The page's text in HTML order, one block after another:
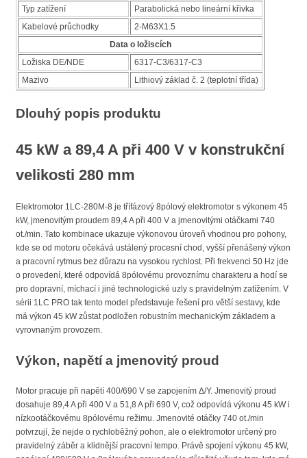
Typ zatížení
Parabolická nebo lineární křivka
Kabelové průchodky
2-M63X1.5
Data o ložiscích
Ložiska DE/NDE
6317-C3/6317-C3
Mazivo
Lithiový základ č. 2 (teplotní třída)
Dlouhý popis produktu
45 kW a 89,4 A při 400 V v konstrukční
velikosti 280 mm
Elektromotor 1LC-280M-8 je třífázový 8pólový elektromotor s výkonem 45
kW, jmenovitým proudem 89,4 A při 400 V a jmenovitými otáčkami 740
ot./min. Tato kombinace ukazuje výkonovou úroveň vhodnou pro pohony,
kde se od motoru očekává ustálený procesní chod, vyšší přenášený výkon
a pracovní rytmus bez důrazu na vysokou rychlost. Při frekvenci 50 Hz jde
o provedení, které odpovídá 8pólovému provoznímu charakteru a hodí se
pro dopravní, míchací i jiné technologické uzly s pravidelným zatížením. V
sérii 1LC PRO tak tento model představuje řešení pro větší sestavy, kde
má výkon 45 kW zůstat podložen robustním mechanickým základem a
vyrovnaným provozem.
Výkon, napětí a jmenovitý proud
Motor pracuje při napětí 400/690 V se zapojením Δ/Y. Jmenovitý proud
dosahuje 89,4 A při 400 V a 51,8 A při 690 V, což odpovídá výkonu 45 kW i
nízkootáčkovému 8pólovému režimu. Jmenovité otáčky 740 ot./min
potvrzují, že nejde o rychloběžný pohon, ale o elektromotor určený pro
pravidelný záběr a klidnější pracovní tempo. Právě spojení výkonu 45 kW,